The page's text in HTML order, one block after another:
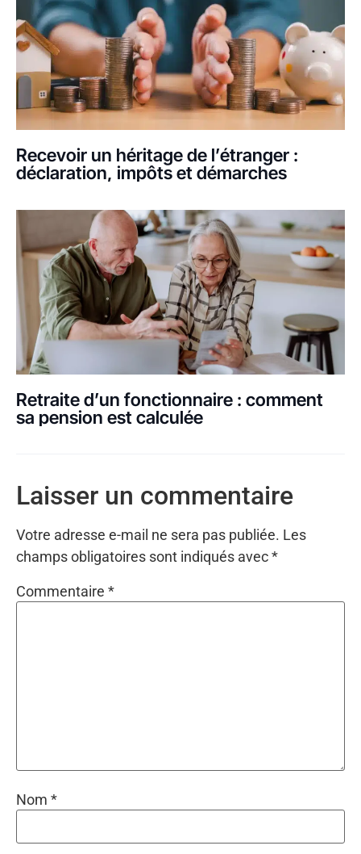
Recevoir un héritage de l’étranger :
déclaration, impôts et démarches
Retraite d’un fonctionnaire : comment
sa pension est calculée
Laisser un commentaire
Votre adresse e-mail ne sera pas publiée. Les
champs obligatoires sont indiqués avec*
Commentaire *
Nom *